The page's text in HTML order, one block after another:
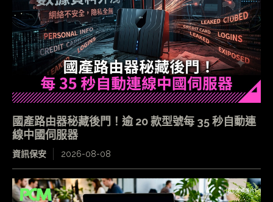
國產路由器秘藏後門！逾 20 款型號每 35 秒自動連
線中國伺服器
資訊保安 2026-08-08